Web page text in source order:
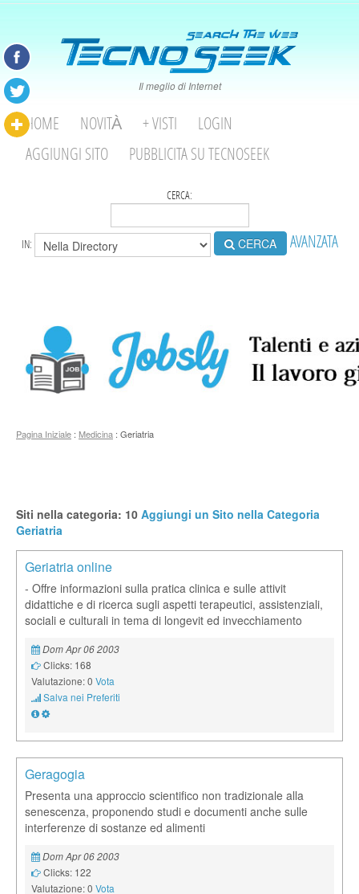
Il meglio di Internet
HOME NOVITÀ + VISTI
LOGIN
AGGIUNGI SITO
PUBBLICITA SU TECNOSEEK
CERCA:
IN: CERCA AVANZATA
Pagina Iniziale : Medicina : Geriatria
Siti nella categoria: 10 Aggiungi un Sito nella Categoria
Geriatria
Geriatria online
- Offre informazioni sulla pratica clinica e sulle attivit
didattiche e di ricerca sugli aspetti terapeutici, assistenziali,
sociali e culturali in tema di longevit ed invecchiamento
Dom Apr 06 2003
Clicks: 168
Valutazione: 0 Vota
Salva nei Preferiti
Geragogia
Presenta una approccio scientifico non tradizionale alla
senescenza, proponendo studi e documenti anche sulle
interferenze di sostanze ed alimenti
Dom Apr 06 2003
Clicks: 122
Valutazione: 0 Vota